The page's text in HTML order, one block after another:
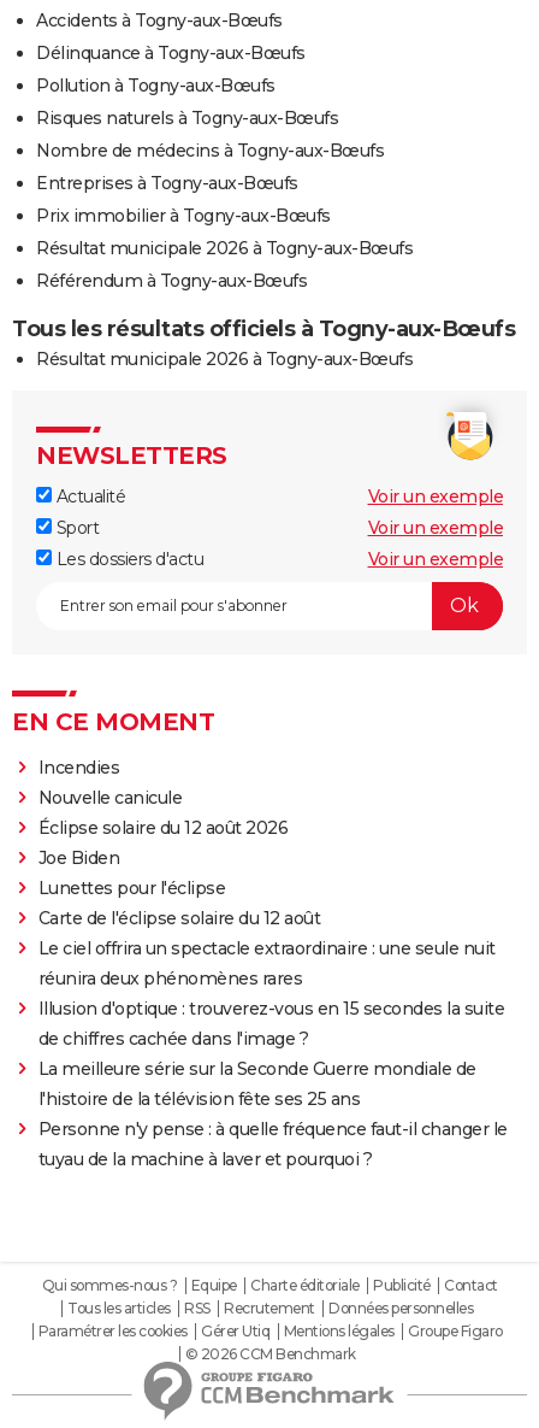
Accidents à Togny-aux-Bœufs
Délinquance à Togny-aux-Bœufs
Pollution à Togny-aux-Bœufs
Risques naturels à Togny-aux-Bœufs
Nombre de médecins à Togny-aux-Bœufs
Entreprises à Togny-aux-Bœufs
Prix immobilier à Togny-aux-Bœufs
Résultat municipale 2026 à Togny-aux-Bœufs
Référendum à Togny-aux-Bœufs
Tous les résultats officiels à Togny-aux-Bœufs
Résultat municipale 2026 à Togny-aux-Bœufs
NEWSLETTERS
Actualité
Voir un exemple
Sport
Voir un exemple
Les dossiers d'actu
Voir un exemple
EN CE MOMENT
Incendies
Nouvelle canicule
Éclipse solaire du 12 août 2026
Joe Biden
Lunettes pour l'éclipse
Carte de l'éclipse solaire du 12 août
Le ciel offrira un spectacle extraordinaire : une seule nuit
réunira deux phénomènes rares
Illusion d'optique : trouverez-vous en 15 secondes la suite
de chiffres cachée dans l'image ?
La meilleure série sur la Seconde Guerre mondiale de
l'histoire de la télévision fête ses 25 ans
Personne n'y pense : à quelle fréquence faut-il changer le
tuyau de la machine à laver et pourquoi ?
Qui sommes-nous ? Equipe Charte éditoriale Publicité
Contact
Tous les articles
RSS Recrutement
Données personnelles
Paramétrer les cookies
Gérer Utiq Mentions légales
Groupe Figaro
© 2026 CCM Benchmark